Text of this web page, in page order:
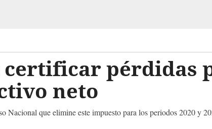
certificar pérdidas
neto
Nacional que elimine este impuesto para los periodos 2020 y